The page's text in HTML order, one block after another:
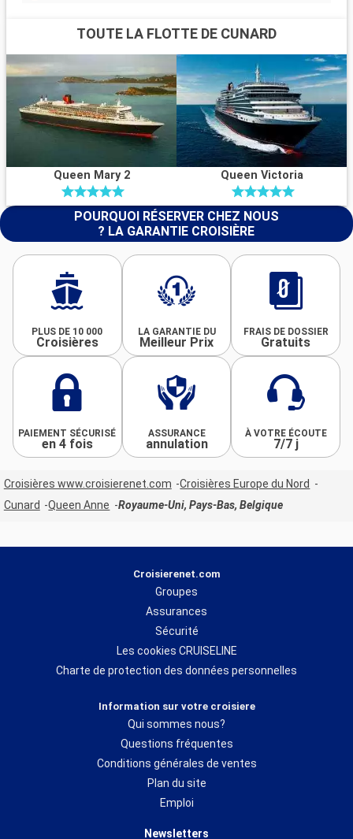
TOUTE LA FLOTTE DE CUNARD
Queen Mary 2 Queen Victoria
POURQUOI RÉSERVER CHEZ NOUS
? LA GARANTIE CROISIÈRE
PLUS DE 10 000
Croisières
LA GARANTIE DU
Meilleur Prix
FRAIS DE DOSSIER
Gratuits
PAIEMENT SÉCURISÉ
en 4 fois
ASSURANCE
annulation
À VOTRE ÉCOUTE
7/7 j
Croisières www.croisierenet.com
Croisières Europe du Nord
Cunard
Queen Anne Royaume-Uni, Pays-Bas, Belgique
Croisierenet.com
Groupes
Assurances
Sécurité
Les cookies CRUISELINE
Charte de protection des données personnelles
Information sur votre croisiere
Qui sommes nous?
Questions fréquentes
Conditions générales de ventes
Plan du site
Emploi
Newsletters